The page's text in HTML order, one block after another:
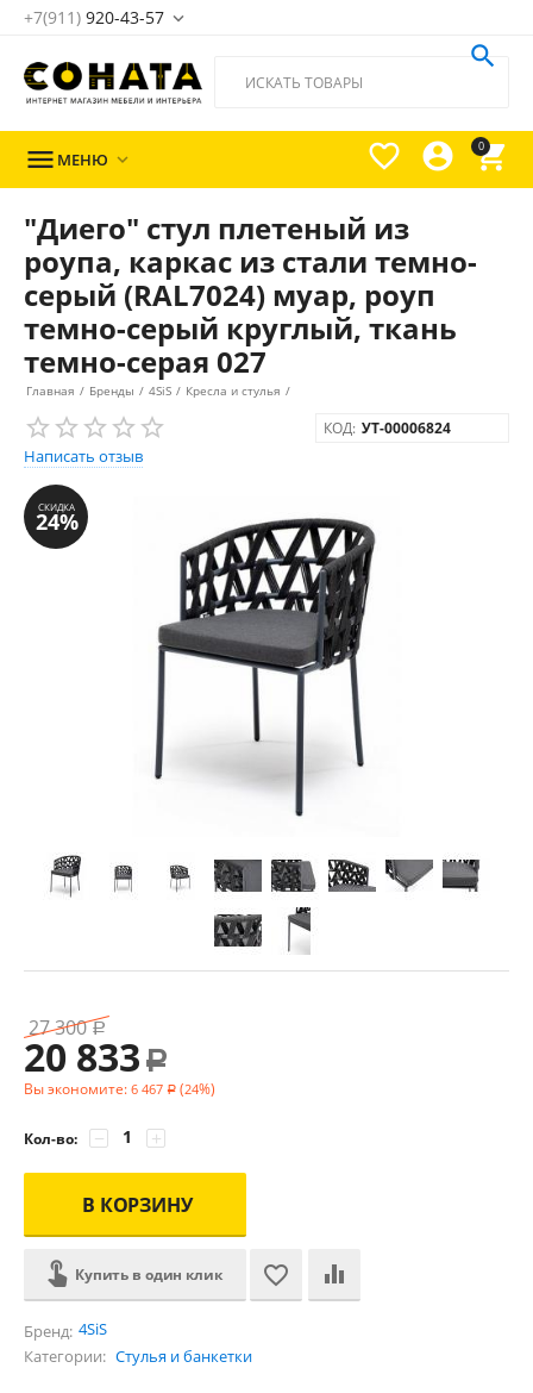
+7(911) 920-43-57 
0




 МЕНЮ 
"Диего" стул плетеный из
роупа, каркас из стали темно-
серый (RAL7024) муар, роуп
темно-серый круглый, ткань
темно-серая 027
Главная / Бренды / 4SiS / Кресла и стулья /
Написать отзыв
КОД: УТ-00006824
СКИДКА
24%
27 300 Р
20 833 Р
Вы экономите: 6 467 Р (24%)
Кол-во: +
−
В КОРЗИНУ
Купить в один клик
Бренд: 4SiS
Категории: Стулья и банкетки